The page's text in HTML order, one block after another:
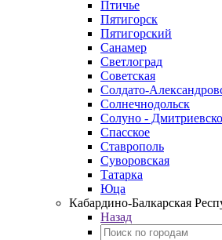
Птичье
Пятигорск
Пятигорский
Санамер
Светлоград
Советская
Солдато-
Солнечнодольск
Солуно -
Спасское
Ставрополь
Суворовская
Татарка
Юца
Кабардино‑Балкарская
Назад